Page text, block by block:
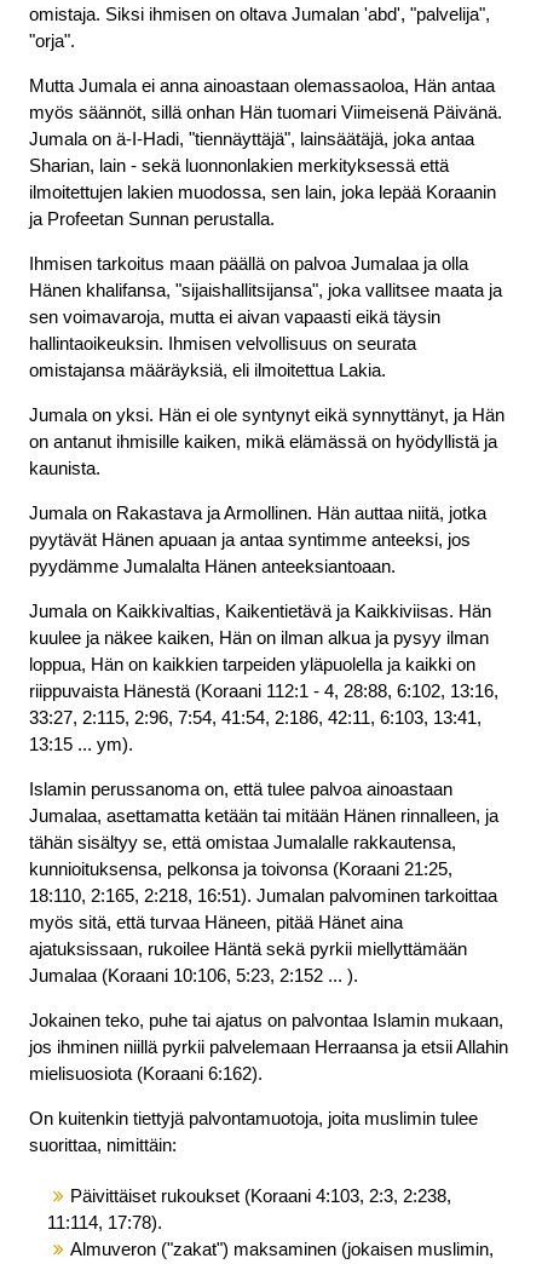
omistaja. Siksi ihmisen on oltava Jumalan 'abd', "palvelija",
"orja".
Mutta Jumala ei anna ainoastaan olemassaoloa, Hän antaa
myös säännöt, sillä onhan Hän tuomari Viimeisenä Päivänä.
Jumala on ä-I-Hadi, "tiennäyttäjä", lainsäätäjä, joka antaa
Sharian, lain - sekä luonnonlakien merkityksessä että
ilmoitettujen lakien muodossa, sen lain, joka lepää Koraanin
ja Profeetan Sunnan perustalla.
Ihmisen tarkoitus maan päällä on palvoa Jumalaa ja olla
Hänen khalifansa, "sijaishallitsijansa", joka vallitsee maata ja
sen voimavaroja, mutta ei aivan vapaasti eikä täysin
hallintaoikeuksin. Ihmisen velvollisuus on seurata
omistajansa määräyksiä, eli ilmoitettua Lakia.
Jumala on yksi. Hän ei ole syntynyt eikä synnyttänyt, ja Hän
on antanut ihmisille kaiken, mikä elämässä on hyödyllistä ja
kaunista.
Jumala on Rakastava ja Armollinen. Hän auttaa niitä, jotka
pyytävät Hänen apuaan ja antaa syntimme anteeksi, jos
pyydämme Jumalalta Hänen anteeksiantoaan.
Jumala on Kaikkivaltias, Kaikentietävä ja Kaikkiviisas. Hän
kuulee ja näkee kaiken, Hän on ilman alkua ja pysyy ilman
loppua, Hän on kaikkien tarpeiden yläpuolella ja kaikki on
riippuvaista Hänestä (Koraani 112:1 - 4, 28:88, 6:102, 13:16,
33:27, 2:115, 2:96, 7:54, 41:54, 2:186, 42:11, 6:103, 13:41,
13:15 ... ym).
Islamin perussanoma on, että tulee palvoa ainoastaan
Jumalaa, asettamatta ketään tai mitään Hänen rinnalleen, ja
tähän sisältyy se, että omistaa Jumalalle rakkautensa,
kunnioituksensa, pelkonsa ja toivonsa (Koraani 21:25,
18:110, 2:165, 2:218, 16:51). Jumalan palvominen tarkoittaa
myös sitä, että turvaa Häneen, pitää Hänet aina
ajatuksissaan, rukoilee Häntä sekä pyrkii miellyttämään
Jumalaa (Koraani 10:106, 5:23, 2:152 ... ).
Jokainen teko, puhe tai ajatus on palvontaa Islamin mukaan,
jos ihminen niillä pyrkii palvelemaan Herraansa ja etsii Allahin
mielisuosiota (Koraani 6:162).
On kuitenkin tiettyjä palvontamuotoja, joita muslimin tulee
suorittaa, nimittäin:
Päivittäiset rukoukset (Koraani 4:103, 2:3, 2:238,
11:114, 17:78).
Almuveron ("zakat") maksaminen (jokaisen muslimin,